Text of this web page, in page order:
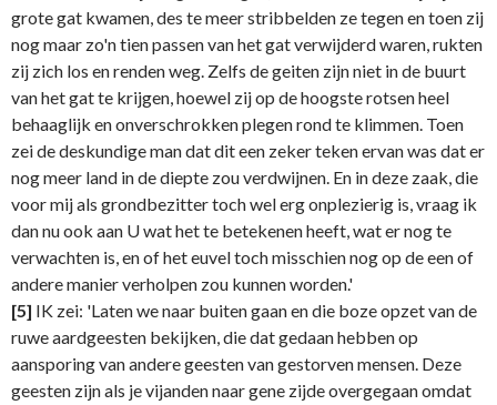
grote gat kwamen, des te meer stribbelden ze tegen en toen zij
nog maar zo'n tien passen van het gat verwijderd waren, rukten
zij zich los en renden weg. Zelfs de geiten zijn niet in de buurt
van het gat te krijgen, hoewel zij op de hoogste rotsen heel
behaaglijk en onverschrokken plegen rond te klimmen. Toen
zei de deskundige man dat dit een zeker teken ervan was dat er
nog meer land in de diepte zou verdwijnen. En in deze zaak, die
voor mij als grondbezitter toch wel erg onplezierig is, vraag ik
dan nu ook aan U wat het te betekenen heeft, wat er nog te
verwachten is, en of het euvel toch misschien nog op de een of
andere manier verholpen zou kunnen worden.'
[5] IK zei: 'Laten we naar buiten gaan en die boze opzet van de
ruwe aardgeesten bekijken, die dat gedaan hebben op
aansporing van andere geesten van gestorven mensen. Deze
geesten zijn als je vijanden naar gene zijde overgegaan omdat